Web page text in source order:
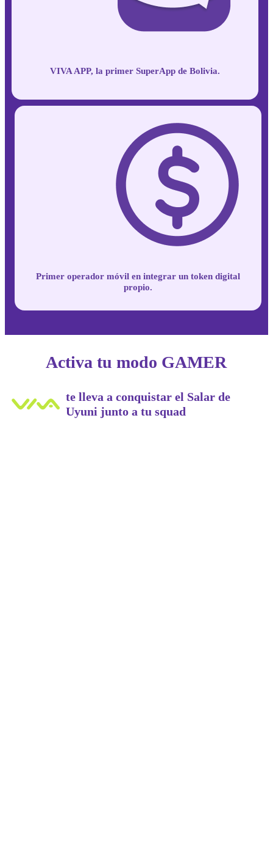
VIVA APP, la primer SuperApp de Bolivia.
Primer operador móvil en integrar un token digital
propio.
Activa tu modo GAMER
te lleva a conquistar el Salar de
Uyuni junto a tu squad